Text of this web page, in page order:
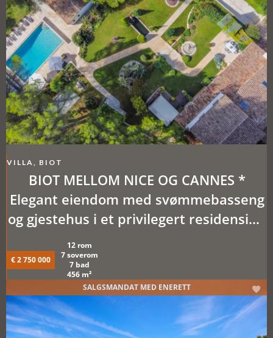
VILLA, BIOT
BIOT MELLOM NICE OG CANNES *
Elegant eiendom med svømmebasseng
og gjestehus i et privilegert residensielt
€ 2 750 000
12 rom
7 soverom
7 bad
456 m²
SALGSMANDAT MED ENERETT